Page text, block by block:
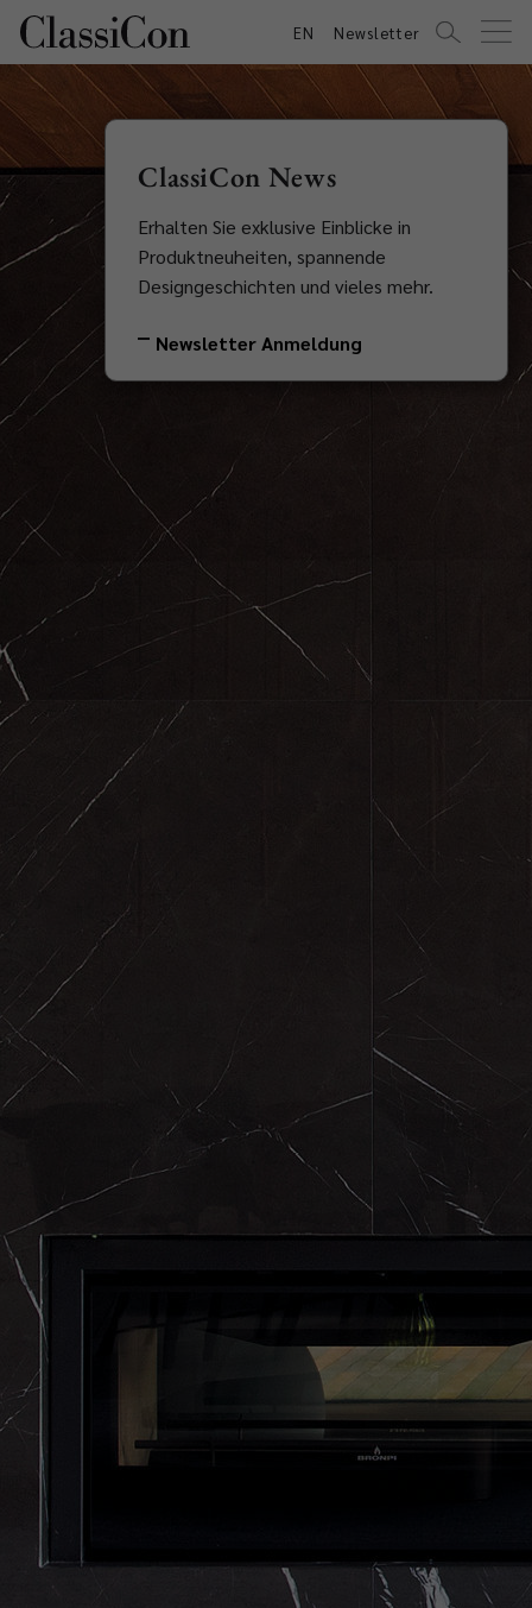
EN Newsletter
ClassiCon News
Erhalten Sie exklusive Einblicke in
Produktneuheiten, spannende
Designgeschichten und vieles mehr.
Newsletter Anmeldung